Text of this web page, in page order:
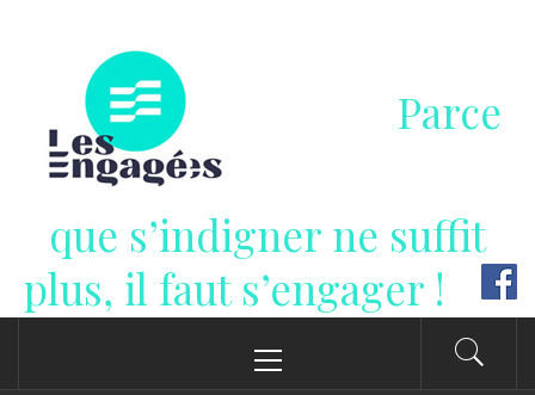
contenu
Parce
que s’indigner ne suffit
plus, il faut s’engager !
principal